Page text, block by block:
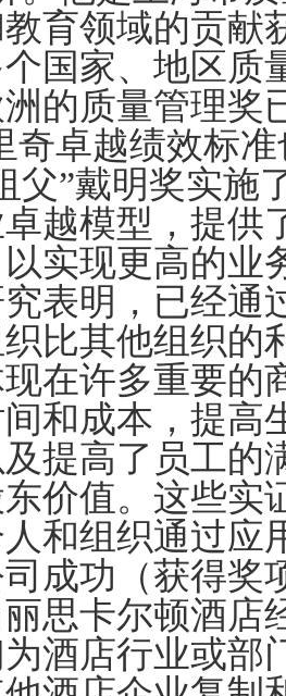
育领域的贡献
国家、地区质
的质量管理奖
奇卓越绩效标
父”戴明奖实施
越模型，提供
实现更高的业
表明，已经通
比其他组织的
在许多重要的
和成本，提高
提高了员工的
价值。这些实
和组织通过应
成功（获得奖
思卡尔顿酒店
酒店行业或部